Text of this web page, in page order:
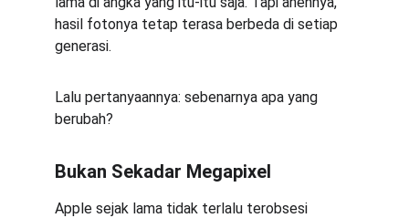
hasil fotonya tetap terasa berbeda di setiap
generasi.
Lalu pertanyaannya: sebenarnya apa yang
berubah?
Bukan Sekadar Megapixel
Apple sejak lama tidak terlalu terobsesi